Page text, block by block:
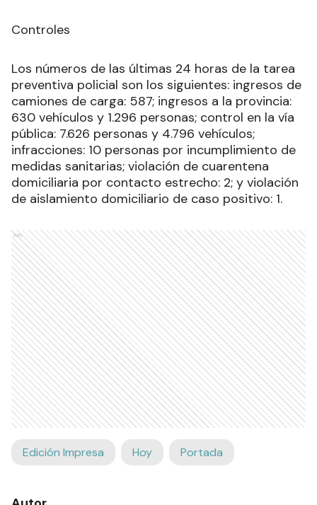
Controles
Los números de las últimas 24 horas de la tarea
preventiva policial son los siguientes: ingresos de
camiones de carga: 587; ingresos a la provincia:
630 vehículos y 1.296 personas; control en la vía
pública: 7.626 personas y 4.796 vehículos;
infracciones: 10 personas por incumplimiento de
medidas sanitarias; violación de cuarentena
domiciliaria por contacto estrecho: 2; y violación
de aislamiento domiciliario de caso positivo: 1.
Ads
Edición Impresa Hoy Portada